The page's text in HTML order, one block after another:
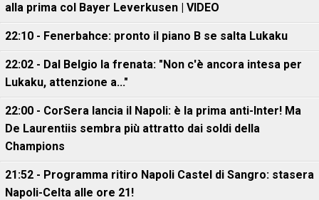
alla prima col Bayer Leverkusen | VIDEO
22:10 - Fenerbahce: pronto il piano B se salta Lukaku
22:02 - Dal Belgio la frenata: "Non c'è ancora intesa per
Lukaku, attenzione a..."
22:00 - CorSera lancia il Napoli: è la prima anti-Inter! Ma
De Laurentiis sembra più attratto dai soldi della
Champions
21:52 - Programma ritiro Napoli Castel di Sangro: stasera
Napoli-Celta alle ore 21!